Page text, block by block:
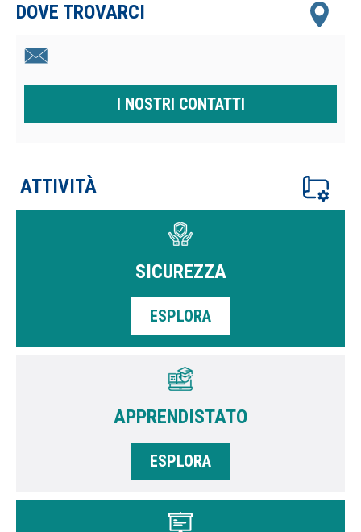
DOVE TROVARCI
I NOSTRI CONTATTI
ATTIVITÀ
SICUREZZA
ESPLORA
APPRENDISTATO
ESPLORA